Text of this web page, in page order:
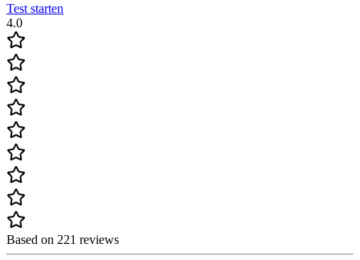
Test starten
4.0
Based on 221 reviews